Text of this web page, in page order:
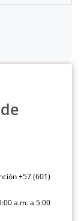
+57 (601)
a.m. a 5:00